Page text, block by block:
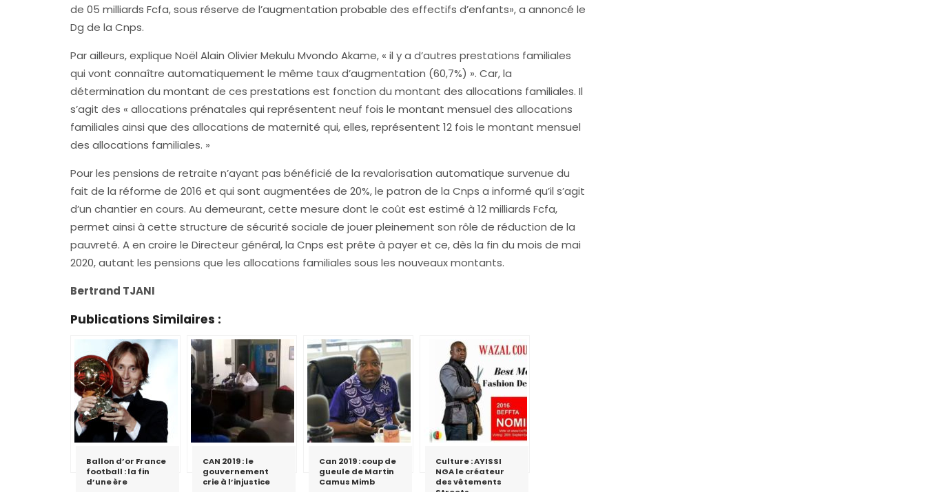
de 05 milliards Fcfa, sous réserve de l’augmentation probable des effectifs d’enfants», a annoncé le
Dg de la Cnps.
Par ailleurs, explique Noël Alain Olivier Mekulu Mvondo Akame, « il y a d’autres prestations familiales
qui vont connaître automatiquement le même taux d’augmentation (60,7%) ». Car, la
détermination du montant de ces prestations est fonction du montant des allocations familiales. Il
s’agit des « allocations prénatales qui représentent neuf fois le montant mensuel des allocations
familiales ainsi que des allocations de maternité qui, elles, représentent 12 fois le montant mensuel
des allocations familiales. »
Pour les pensions de retraite n’ayant pas bénéficié de la revalorisation automatique survenue du
fait de la réforme de 2016 et qui sont augmentées de 20%, le patron de la Cnps a informé qu’il s’agit
d’un chantier en cours. Au demeurant, cette mesure dont le coût est estimé à 12 milliards Fcfa,
permet ainsi à cette structure de sécurité sociale de jouer pleinement son rôle de réduction de la
pauvreté. A en croire le Directeur général, la Cnps est prête à payer et ce, dès la fin du mois de mai
2020, autant les pensions que les allocations familiales sous les nouveaux montants.
Bertrand TJANI
Publications Similaires :
Ballon d’or France
football : la fin
d’une ère
CAN 2019 : le
gouvernement
crie à l’injustice
Can 2019 : coup de
gueule de Martin
Camus Mimb
Culture : AYISSI
NGA le créateur
des vêtements
Streets